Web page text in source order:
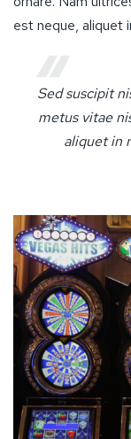
est neque, aliquet
Sed suscipit
metus vitae
aliquet in